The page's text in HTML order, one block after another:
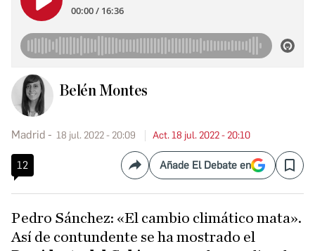
Belén Montes
Madrid 18 jul. 2022 - 20:09 Act. 18 jul. 2022 - 20:10
12 CompartirAñade El Debate en Save
Pedro Sánchez: «El cambio climático mata».
Así de contundente se ha mostrado el